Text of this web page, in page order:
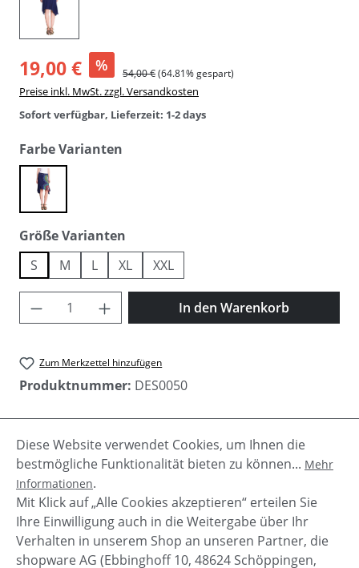
19,00 € % 54,00 €(64.81% gespart)
Preise inkl. MwSt. zzgl. Versandkosten
Sofort verfügbar, Lieferzeit: 1-2 days
Farbe Varianten
navy
Größe Varianten
S
M L XL XXL
Produkt Anzahl: Gib den gewünschten
In den Warenkorb
Zum Merkzettel hinzufügen
Produktnummer: DES0050
Beschreibung
Gemusterter Damen Rock "Finde" von Desigual.
längere Seiten Aufdruck am Stretchband an der
Taille Muster auf de…Mehr
Diese Website verwendet Cookies, um Ihnen die
bestmögliche Funktionalität bieten zu können... Mehr
Informationen.
Mit Klick auf „Alle Cookies akzeptieren“ erteilen Sie
Ihre Einwilligung auch in die Weitergabe über Ihr
Verhalten in unserem Shop an unseren Partner, die
shopware AG (Ebbinghoff 10, 48624 Schöppingen,